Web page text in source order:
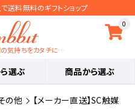
料無料のギフトショップ
0
気持ちをカタチに…
選ぶ 商品から選ぶ
の他
【メーカー直送】SC触媒